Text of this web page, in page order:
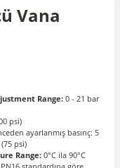
Vana
Range: 0 - 21 bar
psi)
ayarlanmış basınç: 5
psi)
Range: 0°C ila 90°C